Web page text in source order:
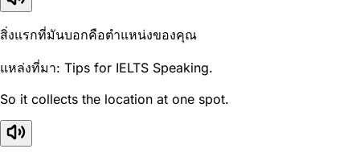
สิ่งแรกที่มันบอกคือตำแหน่งของคุณ
แหล่งที่มา: Tips for IELTS Speaking.
So it collects the location at one spot.